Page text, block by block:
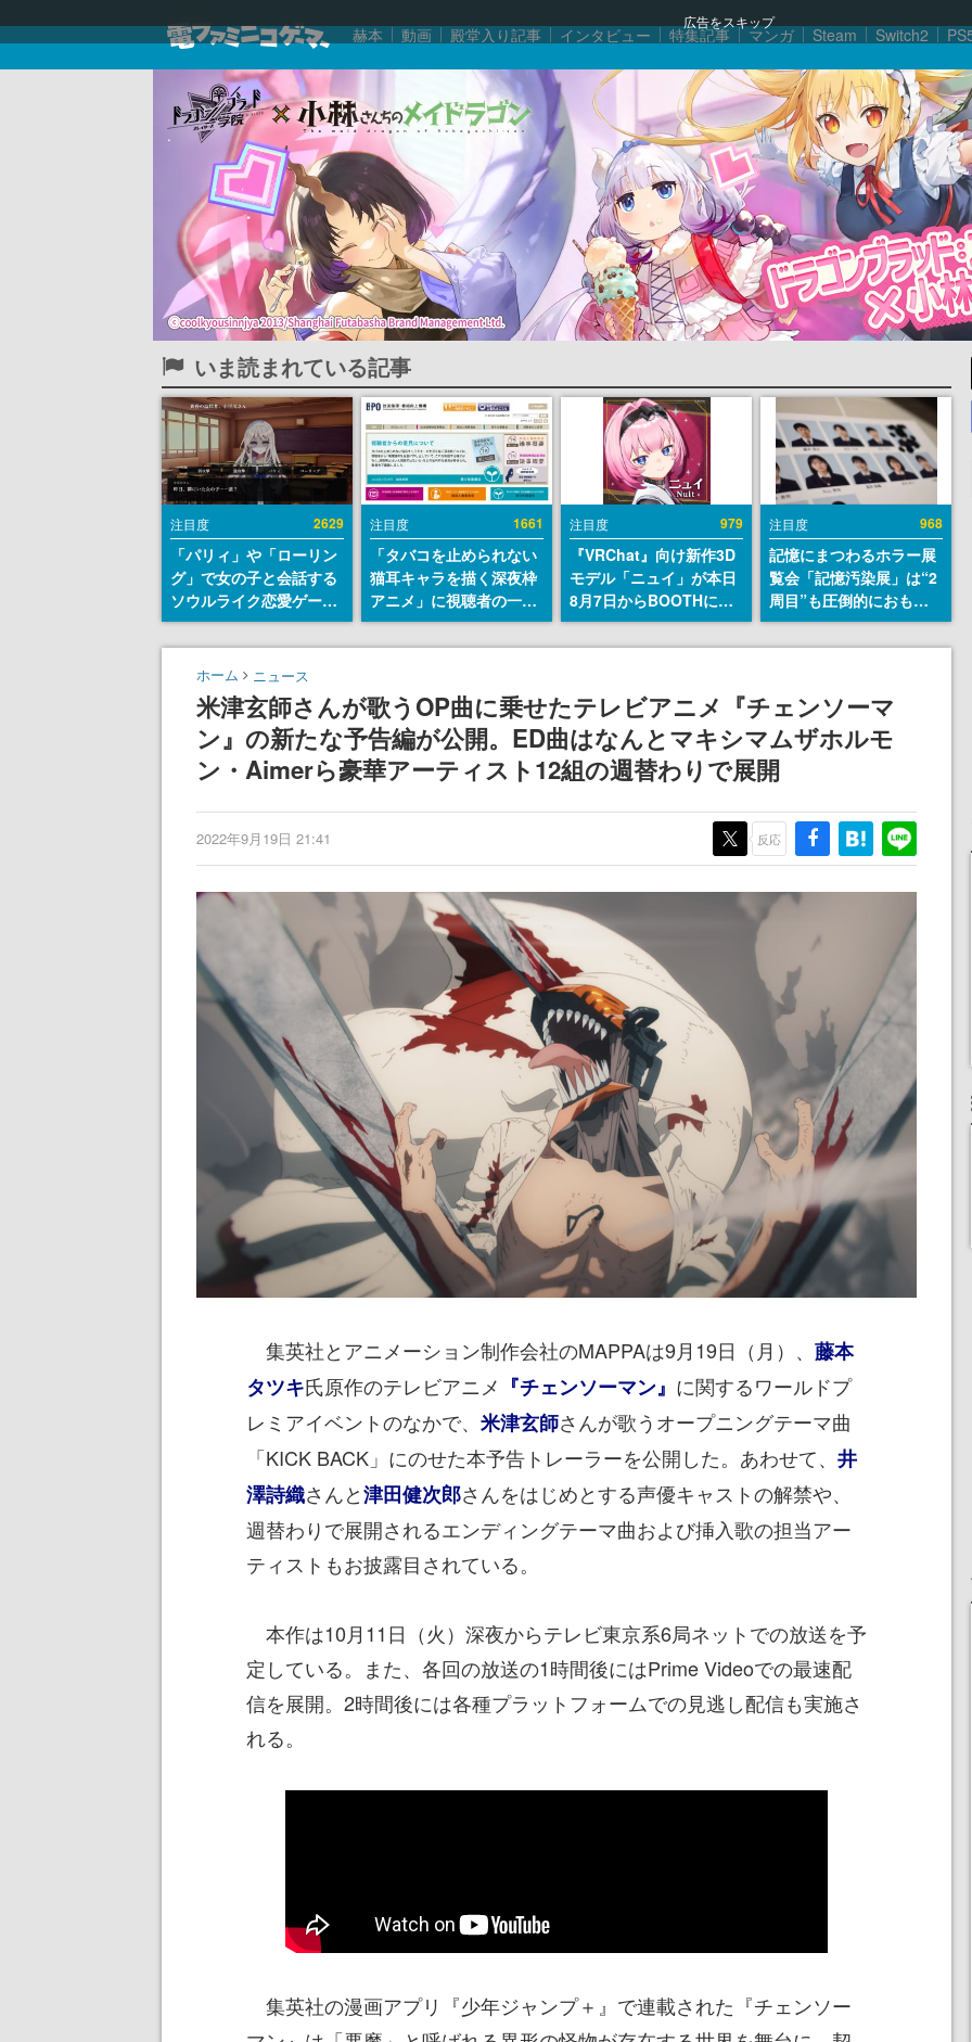
広告をスキップ
赫本 動画 殿堂入り記事 インタビュー 特集記事 マンガ Steam Switch2
いま読まれている記事
注目度 2629
「パリィ」や「ローリン
グ」で女の子と会話する
ソウルライク恋愛ゲーム
『小早川さんはソウルラ
イク』無料公開。返事に
失敗すると「YOU
DIED」
注目度 1661
「タバコを止められない
猫耳キャラを描く深夜枠
アニメ」に視聴者の一部
から批判意見。違法薬物
の使用と思しき描写も含
す
注目度 979
『VRChat』向け新作3D
モデル「ニュイ」が本日
8月7日からBOOTHにて
発売。瞳に光る星や感情
豊かな表情が、小悪魔か
注目度 968
記憶にまつわるホラー展
覧会「記憶汚染展」は“2
周目”も圧倒的におもし
ろい。自分の記憶が“汚
染された”ことに気づい
して、2周目はミステリ
ーの解決編として【ネタ
バレあり】
ホーム ニュース
米津玄師さんが歌うOP曲に乗せたテレビアニメ『チェンソーマ
ン』の新たな予告編が公開。ED曲はなんとマキシマムザホルモ
ン・Aimerら豪華アーティスト12組の週替わりで展開
2022年9月19日 21:41 反応
集英社とアニメーション制作会社のMAPPAは9月19日（月）、 藤本
タツキ氏原作のテレビアニメ 『チェンソーマン』 に関するワールドプ
レミアイベントのなかで、 米津玄師さんが歌うオープニングテーマ曲
「KICK BACK」にのせた本予告トレーラーを公開した。あわせて、 井
澤詩織さんと津田健次郎さんをはじめとする声優キャストの解禁や、
週替わりで展開されるエンディングテーマ曲および挿入歌の担当アー
ティストもお披露目されている。
本作は10月11日（火）深夜からテレビ東京系6局ネットでの放送を予
定している。また、各回の放送の1時間後にはPrime Videoでの最速配
信を展開。2時間後には各種プラットフォームでの見逃し配信も実施さ
れる。
集英社の漫画アプリ『少年ジャンプ＋』で連載された『チェンソー